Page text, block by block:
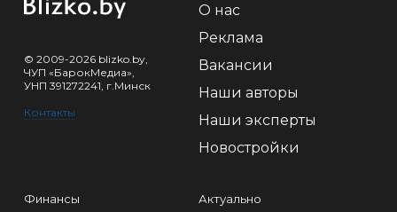
© 2009-2026 blizko.by,
ЧУП «БарокМедиа»,
УНП 391272241, г.Минск
Контакты
О нас
Реклама
Вакансии
Наши авторы
Наши эксперты
Новостройки
Финансы Актуально